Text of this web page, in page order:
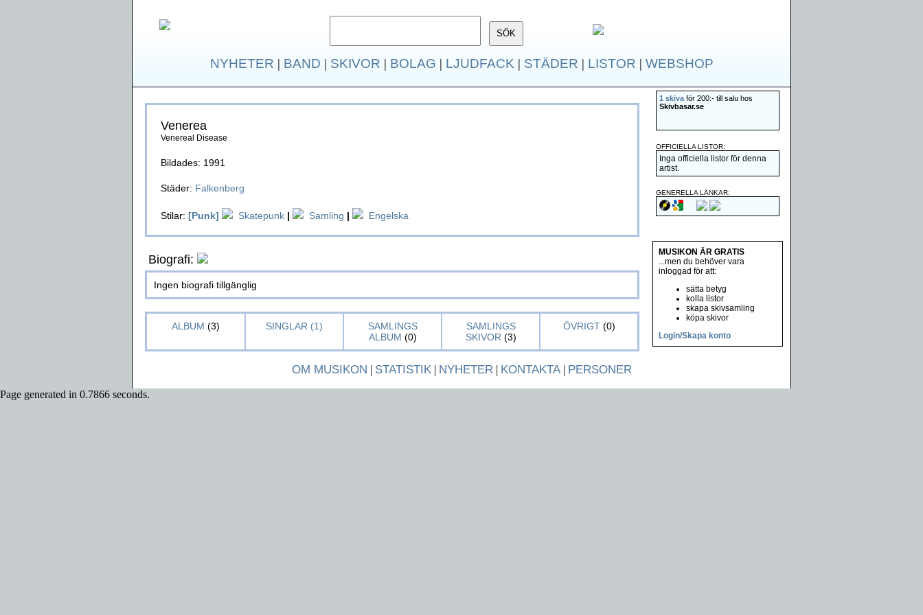
NYHETER | BAND | SKIVOR | BOLAG | LJUDFACK | STÄDER | LISTOR | WEBSHOP
Venerea
Venereal Disease
Bildades: 1991
Städer: Falkenberg
Stilar: [Punk] Skatepunk | Samling | Engelska
Biografi:
Ingen biografi tillgänglig
ALBUM (3) SINGLAR (1)
SAMLINGS
ALBUM (0)
SAMLINGS
SKIVOR (3)
ÖVRIGT(0)
1 skiva för 200:- till salu hos
Skivbasar.se
OFFICIELLA LISTOR:
Inga officiella listor för denna
artist.
GENERELLA LÄNKAR:
MUSIKON ÄR GRATIS
...men du behöver vara
inloggad för att:
sätta betyg
kolla listor
skapa skivsamling
köpa skivor
Login/Skapa konto
OM MUSIKON | STATISTIK| NYHETER| KONTAKTA| PERSONER
Page generated in 0.7866 seconds.